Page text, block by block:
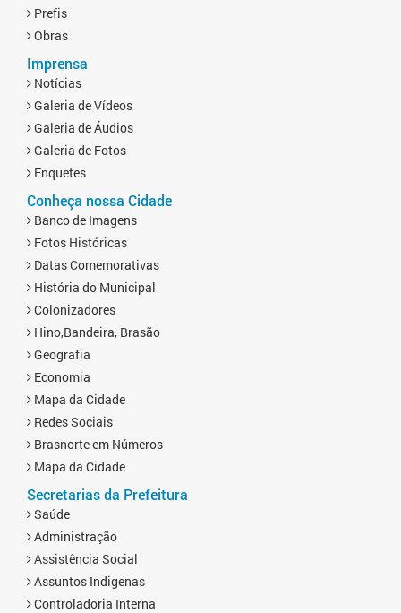
Prefis
Obras
Imprensa
Notícias
Galeria de Vídeos
Galeria de Áudios
Galeria de Fotos
Enquetes
Conheça nossa Cidade
Banco de Imagens
Fotos Históricas
Datas Comemorativas
História do Municipal
Colonizadores
Hino,Bandeira, Brasão
Geografia
Economia
Mapa da Cidade
Redes Sociais
Brasnorte em Números
Mapa da Cidade
Secretarias da Prefeitura
Saúde
Administração
Assistência Social
Assuntos Indigenas
Controladoria Interna